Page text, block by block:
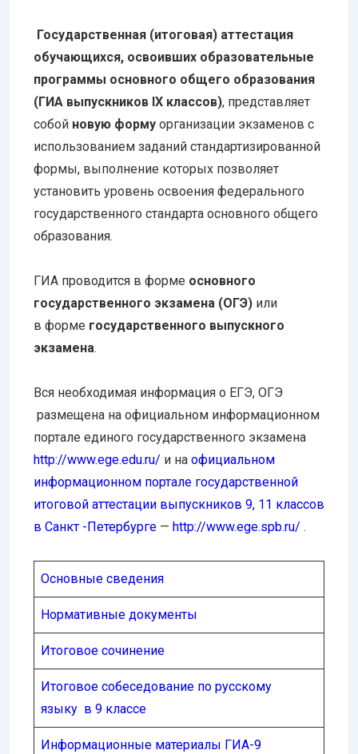
Государственная (итоговая) аттестация
обучающихся, освоивших образовательные
программы основного общего образования
(ГИА выпускников IX классов), представляет
собой новую форму организации экзаменов с
использованием заданий стандартизированной
формы, выполнение которых позволяет
установить уровень освоения федерального
государственного стандарта основного общего
образования.
ГИА проводится в форме основного
государственного экзамена (ОГЭ) или
в форме государственного выпускного
экзамена.
Вся необходимая информация о ЕГЭ, ОГЭ
размещена на официальном информационном
портале единого государственного экзамена
http://www.ege.edu.ru/ и на официальном
информационном портале государственной
итоговой аттестации выпускников 9, 11 классов
в Санкт -Петербурге — http://www.ege.spb.ru/ .
Основные сведения
Нормативные документы
Итоговое сочинение
Итоговое собеседование по русскому
языку в 9 классе
Информационные материалы ГИА-9